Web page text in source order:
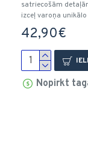
satriecošām
izceļ varoņa
42,90€
Nopirkt